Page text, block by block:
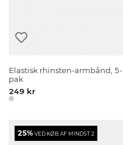
Elastisk rhinsten-armbånd, 5-
pak
249 kr
25%VED KØB AF MINDST 2